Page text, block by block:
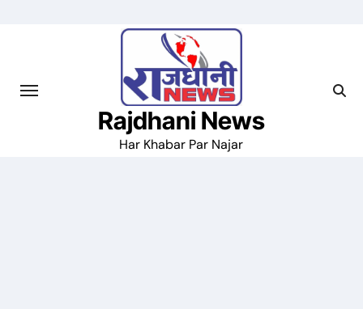
Rajdhani News
Har Khabar Par Najar